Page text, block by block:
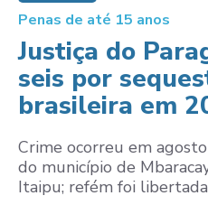
Penas de até 15 anos
Justiça do
seis por
brasileira em
Crime ocorreu em
do município de
Itaipu; refém foi